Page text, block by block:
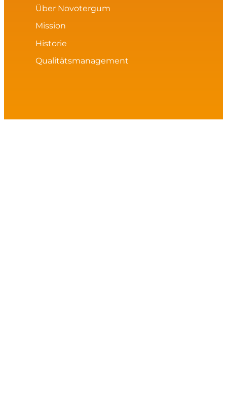
Über Novotergum
Mission
Historie
Qualitätsmanagement